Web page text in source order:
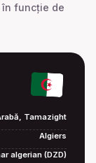
funcție de
Tamazight
Algiers
algerian (DZD)